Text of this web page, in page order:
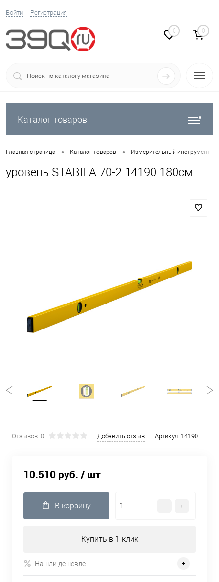
Войти Регистрация
0 0
Каталог товаров
Главная страница • Каталог товаров • Измерительный инструмент
уровень STABILA 70-2 14190 180см
Отзывов: 0 Добавить отзыв Артикул: 14190
10.510 руб. / шт
В корзину
Купить в 1 клик
Нашли дешевле